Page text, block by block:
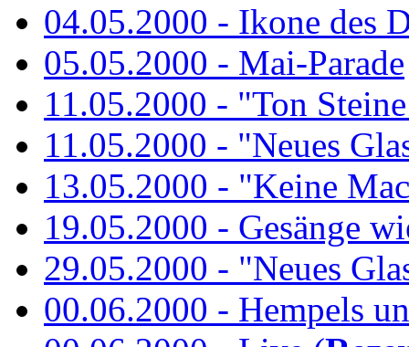
04.05.2000 - Ikone des
05.05.2000 - Mai-Parade
11.05.2000 - "Ton
11.05.2000 - "Neues
13.05.2000 - "Keine
19.05.2000 - Gesänge
29.05.2000 - "Neues
00.06.2000 - Hempels